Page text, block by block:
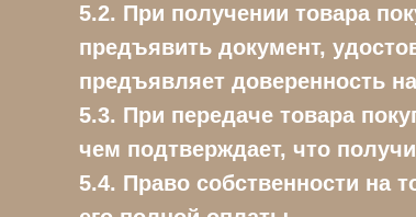
5.2. При получении товара
предъявить документ,
предъявляет доверенность
5.3. При передаче товара
чем подтверждает, что
5.4. Право собственности на